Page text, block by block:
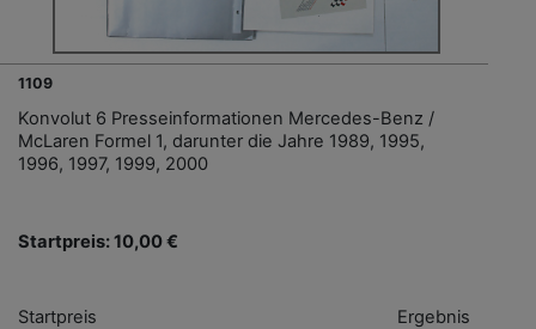
1109
Konvolut 6 Presseinformationen Mercedes-Benz /
McLaren Formel 1, darunter die Jahre 1989, 1995,
1996, 1997, 1999, 2000
Startpreis: 10,00 €
Startpreis Ergebnis